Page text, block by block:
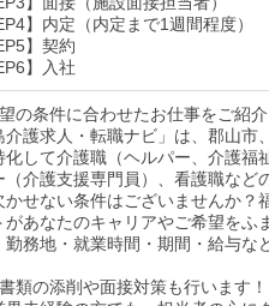
】内定（内定まで1週間程度）
】契約
】入社
の条件に合わせたお仕事をご紹介
介護求人・転職ナビ」は、郡山
化して介護職（ヘルパー、介護
（介護支援専門員）、看護職な
かせない条件はございませんか？
があなたのキャリアやご希望を
勤務地・就業時間・期間・給与な
類の添削や面接対策も行います！